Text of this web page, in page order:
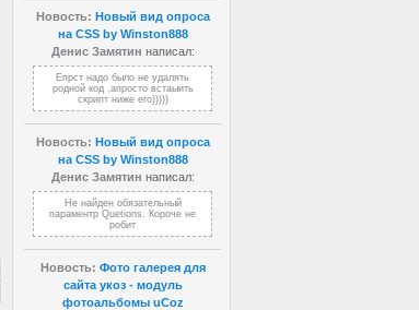
Новость: Новый вид опроса
на CSS by Winston888
Денис Замятин написал:
Епрст надо было не удалять
родной код ,апросто встаыить
скрипт ниже его)))))
Новость: Новый вид опроса
на CSS by Winston888
Денис Замятин написал:
Не найден обязательный
параментр Quetions. Короче не
робит
Новость: Фото галерея для
сайта укоз - модуль
фотоальбомы uCoz